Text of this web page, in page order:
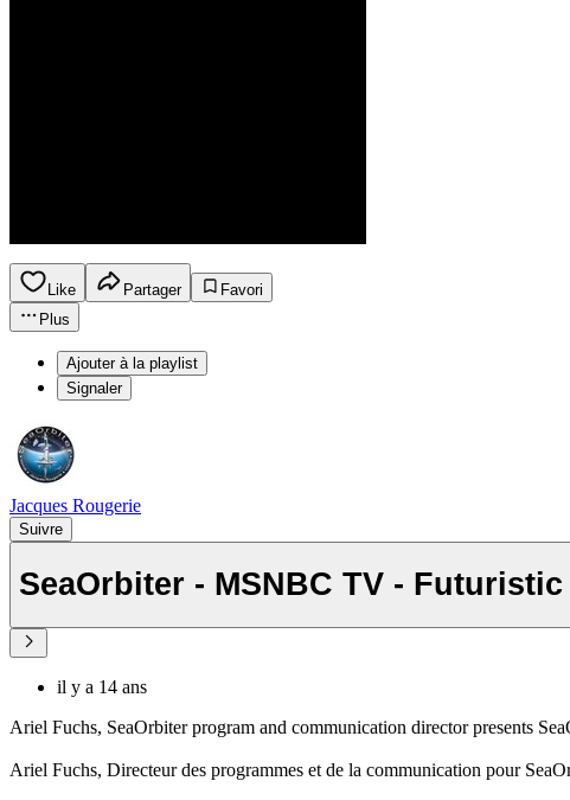
Like Partager
Favori
Plus
Ajouter à la playlist
Signaler
Jacques Rougerie
Suivre
SeaOrbiter - MSNBC TV -
il y a 14 ans
Ariel Fuchs, SeaOrbiter program and communication director presents
Ariel Fuchs, Directeur des programmes et de la communication pour